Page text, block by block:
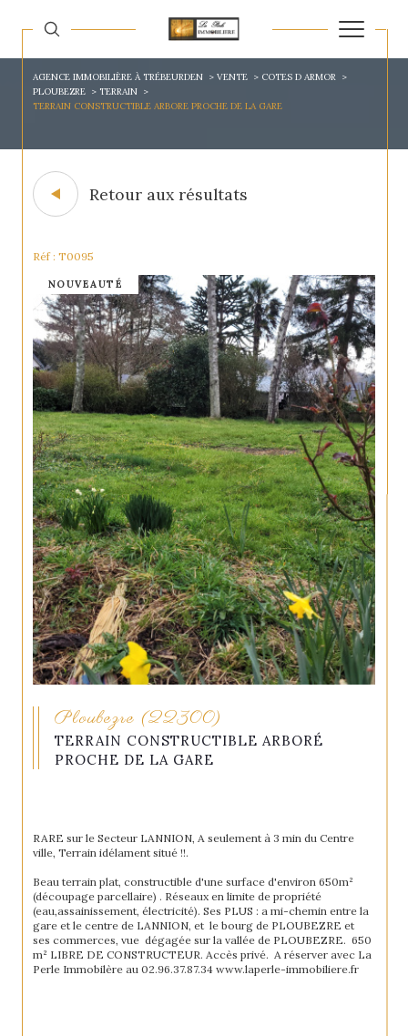
AGENCE IMMOBILIÈRE À TRÉBEURDEN VENTE
COTES D ARMOR
PLOUBEZRE
TERRAIN
TERRAIN CONSTRUCTIBLE ARBORE PROCHE DE LA GARE
Retour aux résultats
Réf : T0095
NOUVEAUTÉ
Ploubezre (22300)
TERRAIN CONSTRUCTIBLE ARBORÉ
PROCHE DE LA GARE
RARE sur le Secteur LANNION, A seulement à 3 min du Centre
ville, Terrain idélament situé !!.
Beau terrain plat, constructible d'une surface d'environ 650m²
(découpage parcellaire) . Réseaux en limite de propriété
(eau,assainissement, électricité). Ses PLUS : a mi-chemin entre la
gare et le centre de LANNION, et  le bourg de PLOUBEZRE et
ses commerces, vue  dégagée sur la vallée de PLOUBEZRE.  650
m² LIBRE DE CONSTRUCTEUR. Accès privé.  A réserver avec La
Perle Immobilère au 02.96.37.87.34 www.laperle-immobiliere.fr